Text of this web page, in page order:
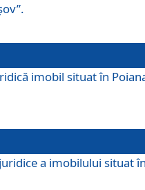
imobil situat în
a imobilului situat